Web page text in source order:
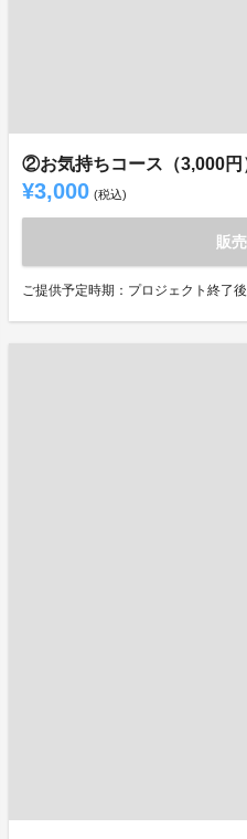
②お気持ちコース（3,000円
¥3,000 (税込)
販
ご提供予定時期：プロジェクト終了